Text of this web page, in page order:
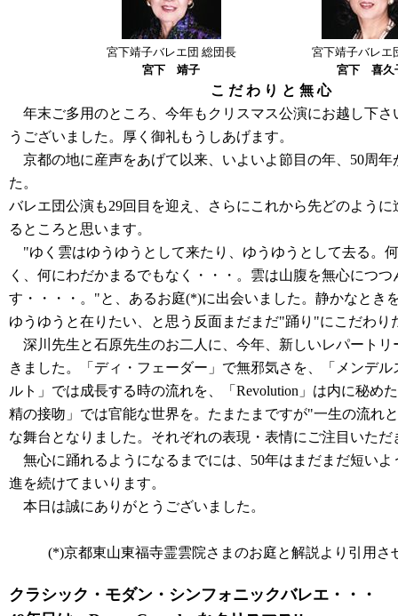
宮下靖子バレエ団 総団長
宮下 靖子
宮下靖子バレエ
宮下 喜久
こ だ わ り と 無 心
年末ご多用のところ、今年もクリスマス公演にお越し下さ
うございました。厚く御礼もうしあげます。
京都の地に産声をあげて以来、いよいよ節目の年、50周年
た。
バレエ団公演も29回目を迎え、さらにこれから先どのよう
るところと思います。
"ゆく雲はゆうゆうとして来たり、ゆうゆうとして去る。
く、何にわだかまるでもなく・・・。雲は山腹を無心につつ
す・・・・。"と、あるお庭(*)に出会いました。静かなとき
ゆうゆうと在りたい、と思う反面まだまだ"踊り"にこだわり
深川先生と石原先生のお二人に、今年、新しいレパートリ
きました。「ディ・フェーダー」で無邪気さを、「メンデ
ルト」では成長する時の流れを、「Revolution」は内に秘め
精の接吻」では官能な世界を。たまたまですが"一生の流れ
な舞台となりました。それぞれの表現・表情にご注目いた
無心に踊れるようになるまでには、50年はまだまだ短いよ
進を続けてまいります。
本日は誠にありがとうございました。
(*)京都東山東福寺霊雲院さまのお庭と解説より引用さ
クラシック・モダン・シンフォニックバレエ・・・